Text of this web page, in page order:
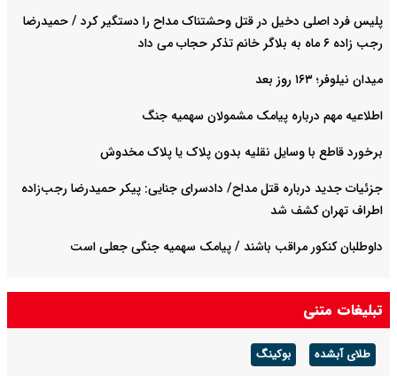
پلیس فرد اصلی دخیل در قتل وحشتناک مداح را دستگیر کرد / حمیدرضا
رجب زاده ۶ ماه به بلاگر خانم تذکر حجاب می داد
میدان نیلوفر؛ ۱۶۳ روز بعد
اطلاعیه مهم درباره پیامک مشمولان سهمیه جنگ
برخورد قاطع با وسایل نقلیه بدون پلاک یا پلاک مخدوش
جزئیات جدید درباره قتل مداح/ دادسرای جنایی: پیکر حمیدرضا رجب‌زاده
اطراف تهران کشف شد
داوطلبان کنکور مراقب باشند / پیامک سهمیه جنگی جعلی است
تبلیغات متنی
طلای آبشده بوکینگ